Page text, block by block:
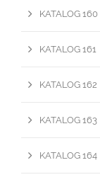
KATALOG 160
KATALOG 161
KATALOG 162
KATALOG 163
KATALOG 164